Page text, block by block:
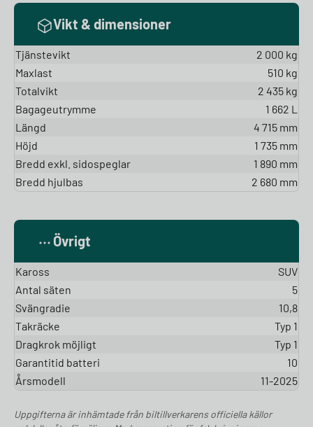
Vikt & dimensioner
Tjänstevikt
2 000 kg
Maxlast
510 kg
Totalvikt
2 435 kg
Bagageutrymme
1 662 L
Längd
4 715 mm
Höjd
1 735 mm
Bredd exkl. sidospeglar
1 890 mm
Bredd hjulbas
2 680 mm
Övrigt
Kaross
SUV
Antal säten
5
Svängradie
10,8
Takräcke
Typ 1
Dragkrok möjligt
Typ 1
Garantitid batteri
10
Årsmodell
11-2025
Uppgifterna är inhämtade från biltillverkarens officiella källor